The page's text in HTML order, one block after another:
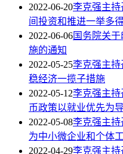
2022-06-20李克强主
间投资和推进一举多
2022-06-06国务院关
施的通知
2022-05-25李克强主
稳经济一揽子措施
2022-05-12李克强主
币政策以就业优先为
2022-05-08李克强主
为中小微企业和个体
2022-04-29李克强主